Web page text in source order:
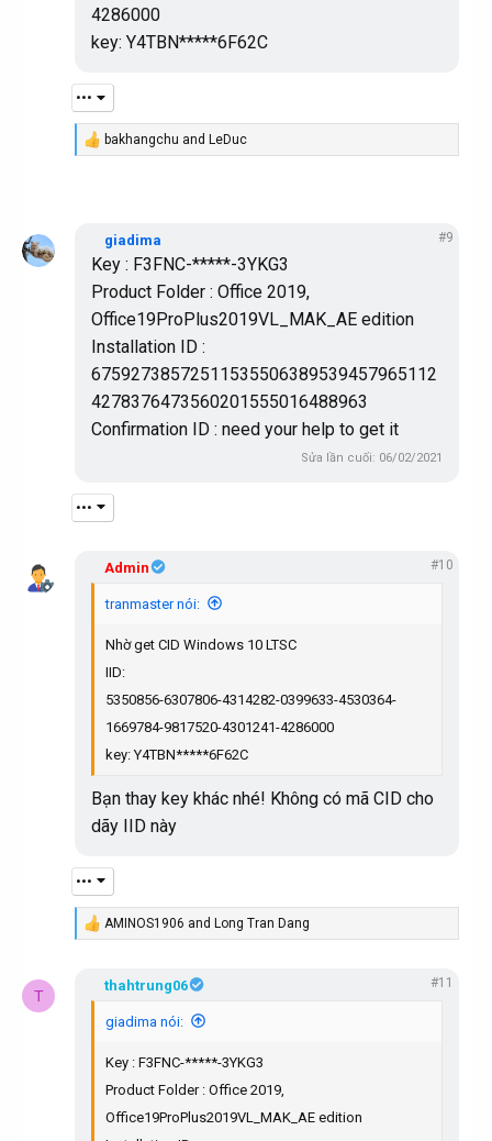
4286000
key: Y4TBN*****6F62C
•••
R
bakhangchu and LeDuc
giadima #9
Key : F3FNC-*****-3YKG3
Product Folder : Office 2019,
Office19ProPlus2019VL_MAK_AE edition
Installation ID :
67592738572511535506389539457965112
4278376473560201555016488963
Confirmation ID : need your help to get it
Sửa lần cuối: 06/02/2021
•••
Admin #10
tranmaster nói:
Nhờ get CID Windows 10 LTSC
IID:
5350856-6307806-4314282-0399633-4530364-
1669784-9817520-4301241-4286000
key: Y4TBN*****6F62C
Bạn thay key khác nhé! Không có mã CID cho
dãy IID này
•••
R
AMINOS1906 and Long Tran Dang
T
thahtrung06 #11
giadima nói:
Key : F3FNC-*****-3YKG3
Product Folder : Office 2019,
Office19ProPlus2019VL_MAK_AE edition